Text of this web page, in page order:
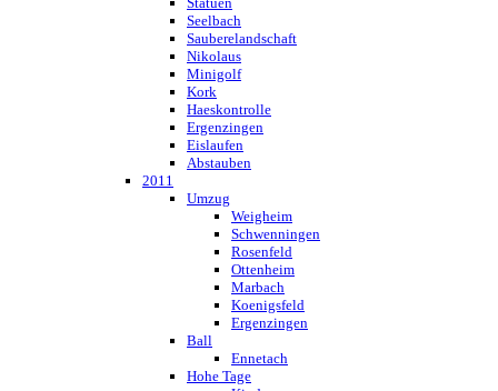
Seelbach
Sauberelandschaft
Nikolaus
Minigolf
Kork
Haeskontrolle
Ergenzingen
Eislaufen
Abstauben
2011
Umzug
Weigheim
Schwenningen
Rosenfeld
Ottenheim
Marbach
Koenigsfeld
Ergenzingen
Ball
Ennetach
Hohe Tage